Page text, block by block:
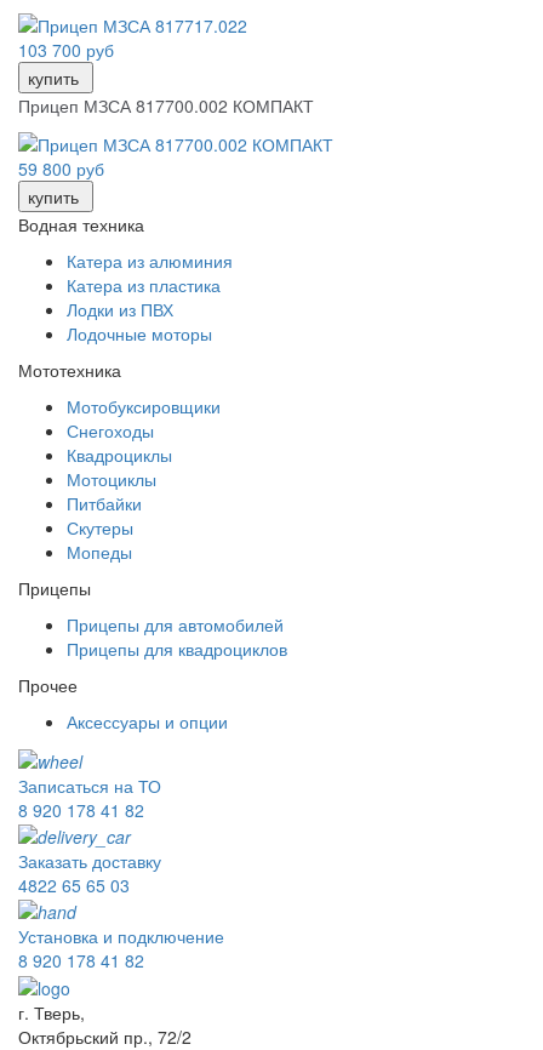
103 700 руб
купить
Прицеп МЗСА 817700.002 КОМПАКТ
59 800 руб
купить
Водная техника
Катера из алюминия
Катера из пластика
Лодки из ПВХ
Лодочные моторы
Мототехника
Мотобуксировщики
Снегоходы
Квадроциклы
Мотоциклы
Питбайки
Скутеры
Мопеды
Прицепы
Прицепы для автомобилей
Прицепы для квадроциклов
Прочее
Аксессуары и опции
Записаться на ТО
8 920 178 41 82
Заказать доставку
4822 65 65 03
Установка и подключение
8 920 178 41 82
г. Тверь,
Октябрьский пр., 72/2